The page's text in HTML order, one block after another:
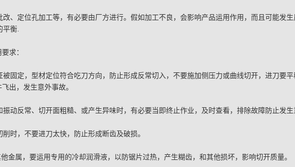
、定位孔加工等，有必要由厂方进行。假如加工不良，会影响产品运用作用，而且可能发
衡.
求：
固定，型材定位符合吃刀方向，防止形成反常切入，不要施加侧压力或曲线切开，进刀要
飞出，发生意外事故。
振动反常、切开面粗糙、或产生异味时，有必要当即终止作业，及时查看，排除故障防止
削时，不要进刀太快，防止形成断齿及破损。
金属，要运用专用的冷却润滑液，以防锯片过热，产生糊齿，和其他损坏，影响切开质